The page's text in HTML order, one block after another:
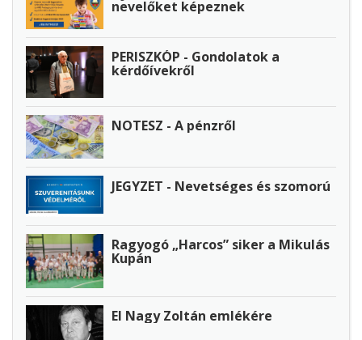
nevelőket képeznek
PERISZKÓP - Gondolatok a
kérdőívekről
NOTESZ - A pénzről
JEGYZET - Nevetséges és szomorú
Ragyogó „Harcos” siker a Mikulás
Kupán
El Nagy Zoltán emlékére